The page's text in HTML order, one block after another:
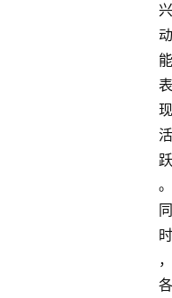
兴
动
能
表
现
活
跃
。
同
时
，
各